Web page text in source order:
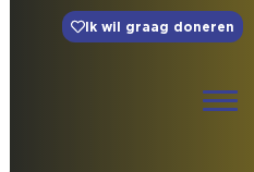
Ik wil graag doneren